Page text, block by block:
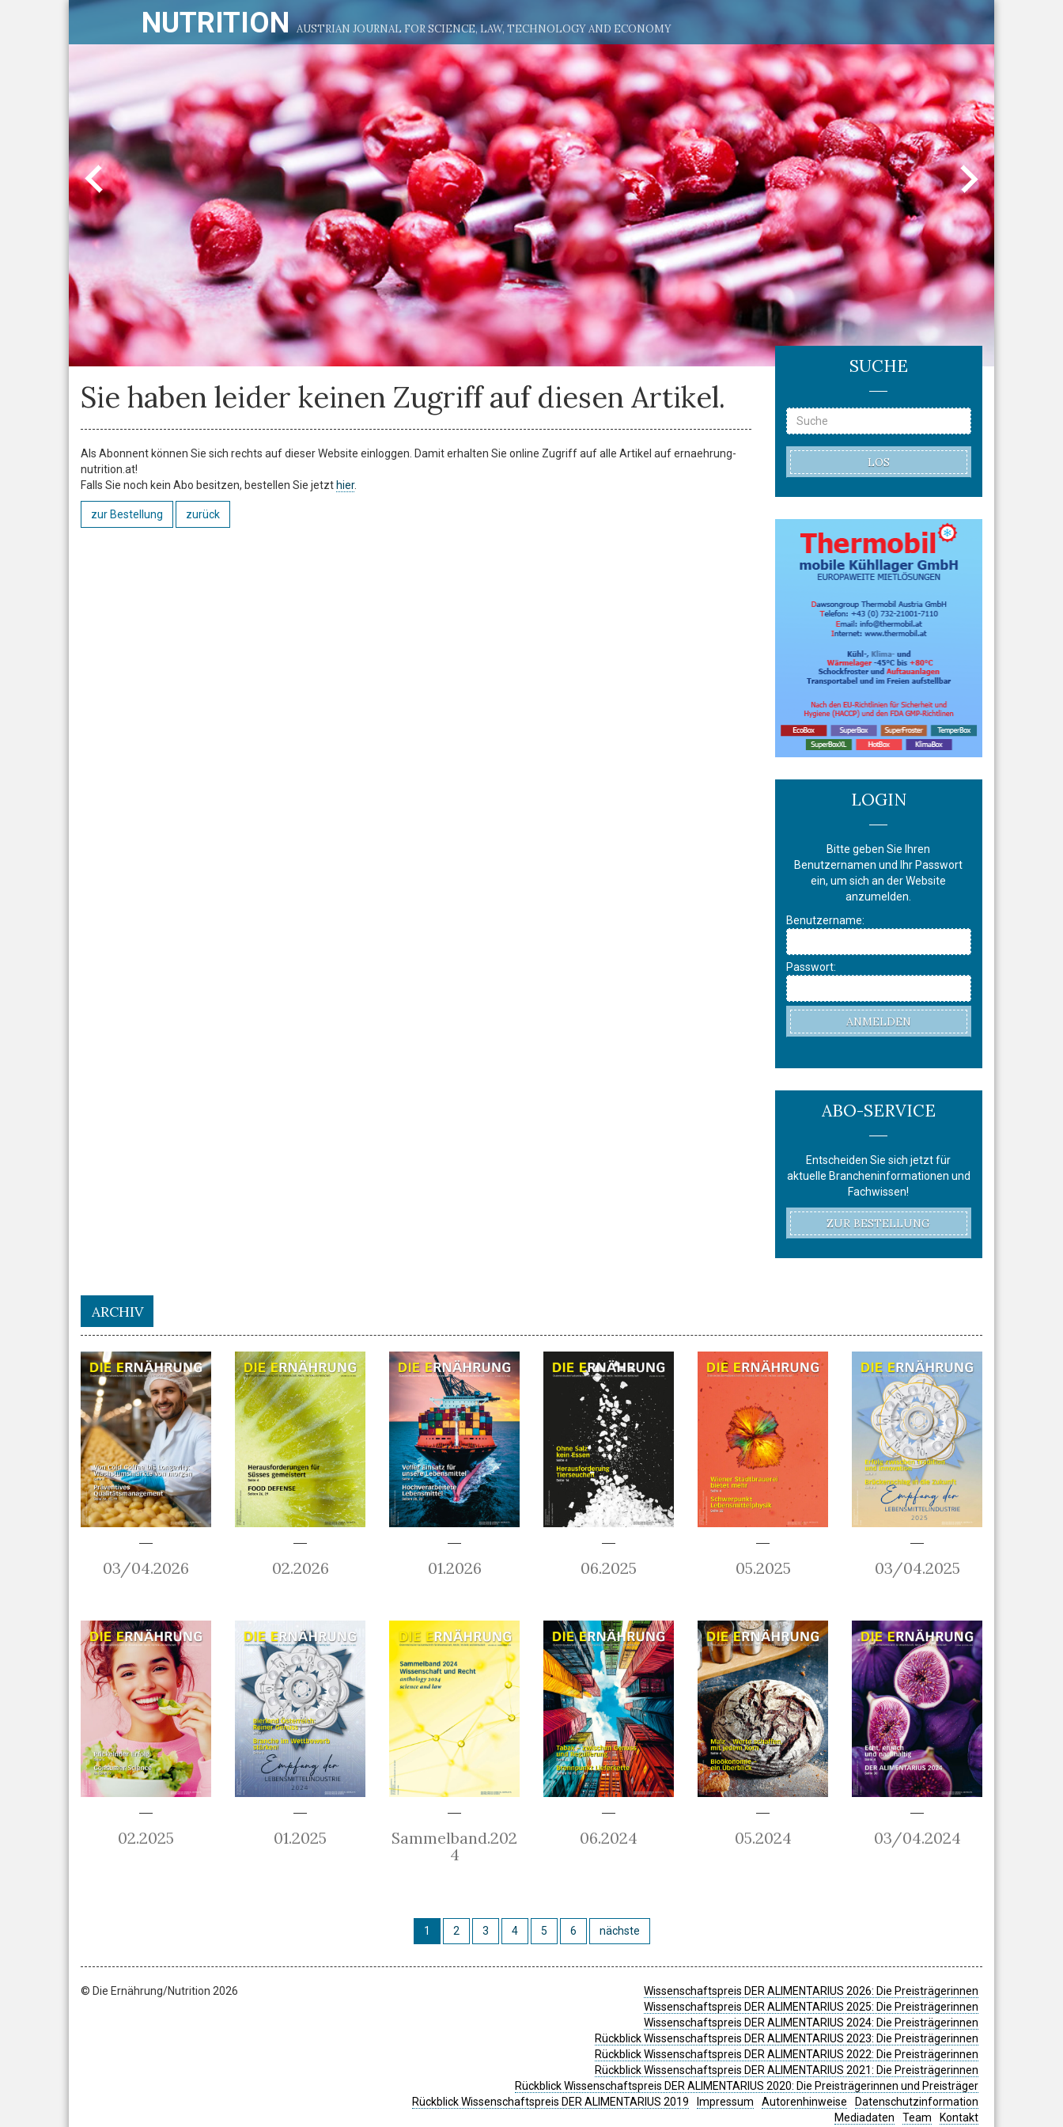
NUTRITIONAUSTRIAN JOURNAL FOR SCIENCE, LAW, TECHNOLOGY AND ECONOMY
Sie haben leider keinen Zugriff auf diesen Artikel.
Als Abonnent können Sie sich rechts auf dieser Website einloggen. Damit erhalten Sie online Zugriff auf alle Artikel auf ernaehrung-
nutrition.at!
Falls Sie noch kein Abo besitzen, bestellen Sie jetzt hier.
zur Bestellung zurück
SUCHE
LOS
LOGIN
Bitte geben Sie Ihren
Benutzernamen und Ihr Passwort
ein, um sich an der Website
anzumelden.
Benutzername:
Passwort:
ANMELDEN
ABO-SERVICE
Entscheiden Sie sich jetzt für
aktuelle Brancheninformationen und
Fachwissen!
ZUR BESTELLUNG
ARCHIV
03/04.2026 02.2026 01.2026 06.2025 05.2025 03/04.2025
02.2025 01.2025
Sammelband.202
4
06.2024 05.2024 03/04.2024
1 2 3 4 5 6 nächste
© Die Ernährung/Nutrition 2026
Wissenschaftspreis DER ALIMENTARIUS 2026: Die Preisträgerinnen
Wissenschaftspreis DER ALIMENTARIUS 2025: Die Preisträgerinnen
Wissenschaftspreis DER ALIMENTARIUS 2024: Die Preisträgerinnen
Rückblick Wissenschaftspreis DER ALIMENTARIUS 2023: Die Preisträgerinnen
Rückblick Wissenschaftspreis DER ALIMENTARIUS 2022: Die Preisträgerinnen
Rückblick Wissenschaftspreis DER ALIMENTARIUS 2021: Die Preisträgerinnen
Rückblick Wissenschaftspreis DER ALIMENTARIUS 2020: Die Preisträgerinnen und Preisträger
Rückblick Wissenschaftspreis DER ALIMENTARIUS 2019
Impressum Autorenhinweise
Datenschutzinformation
Mediadaten
Team Kontakt